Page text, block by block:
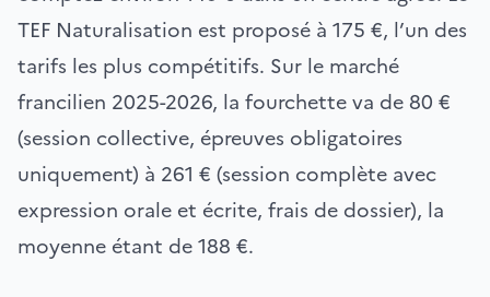
TEF Naturalisation est proposé à 175 €, l’un des
tarifs les plus compétitifs. Sur le marché
francilien 2025-2026, la fourchette va de 80 €
(session collective, épreuves obligatoires
uniquement) à 261 € (session complète avec
expression orale et écrite, frais de dossier), la
moyenne étant de 188 €.